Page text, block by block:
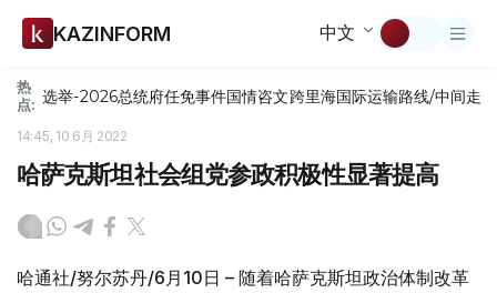
KAZINFORM 中文
热
点: 选举-2026总统府任免事件国情咨文跨里海国际运输路线/中间走廊
14:45, 10 6月 2022
哈萨克斯坦社会组党参政积极性显著提高
哈通社/努尔苏丹/6月10日 – 随着哈萨克斯坦政治体制改革